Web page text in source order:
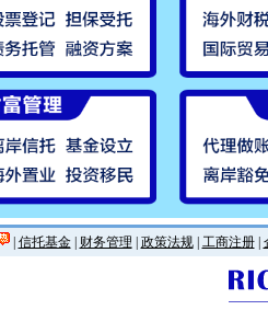
| 信托基金| 财务管理 政策法规| 工商注册|